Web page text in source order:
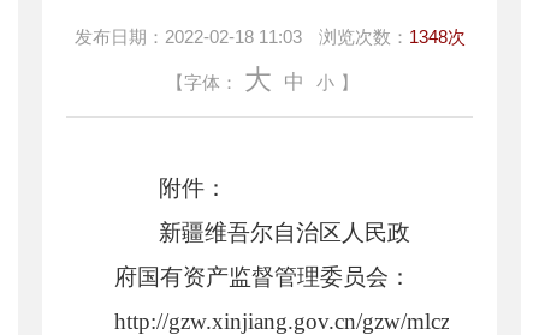
发布日期： 2022-02-18 11:03 浏览次数： 1348次
【字体： 大 中 小 】
附件：
新疆维吾尔自治区人民政
府国有资产监督管理委员会：
http://gzw.xinjiang.gov.cn/gzw/mlczysjs/